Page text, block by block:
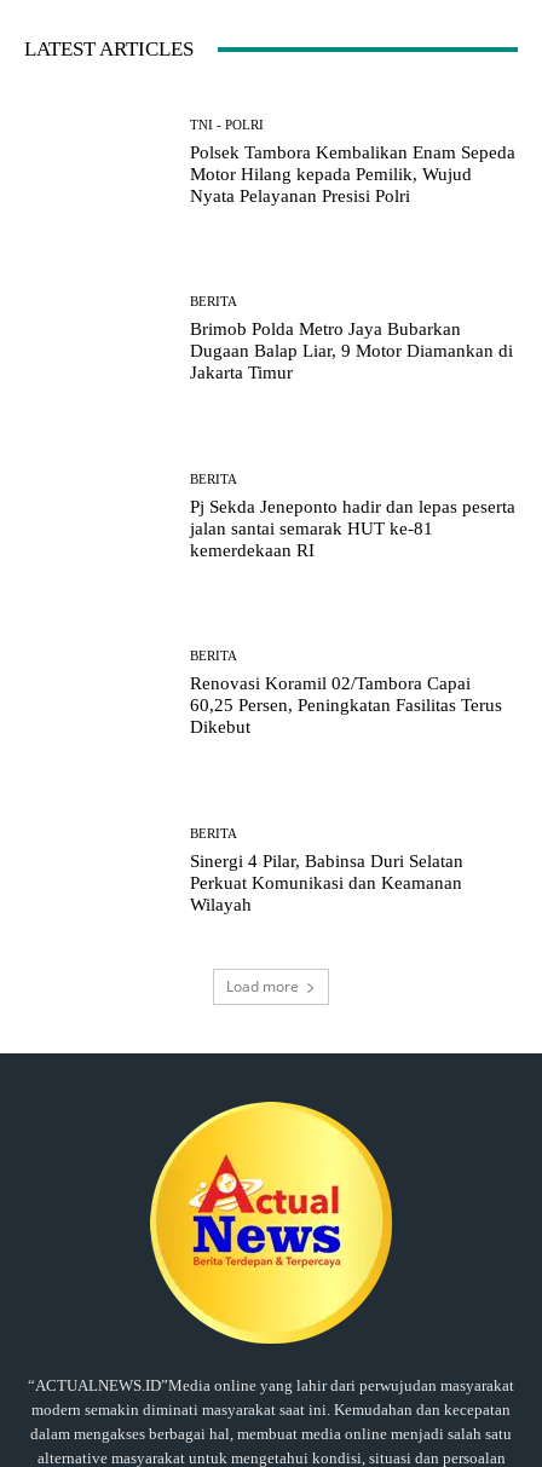
LATEST ARTICLES
TNI - POLRI
Polsek Tambora Kembalikan Enam Sepeda
Motor Hilang kepada Pemilik, Wujud
Nyata Pelayanan Presisi Polri
BERITA
Brimob Polda Metro Jaya Bubarkan
Dugaan Balap Liar, 9 Motor Diamankan di
Jakarta Timur
BERITA
Pj Sekda Jeneponto hadir dan lepas peserta
jalan santai semarak HUT ke-81
kemerdekaan RI
BERITA
Renovasi Koramil 02/Tambora Capai
60,25 Persen, Peningkatan Fasilitas Terus
Dikebut
BERITA
Sinergi 4 Pilar, Babinsa Duri Selatan
Perkuat Komunikasi dan Keamanan
Wilayah
Load more
“ACTUALNEWS.ID”Media online yang lahir dari perwujudan masyarakat
modern semakin diminati masyarakat saat ini. Kemudahan dan kecepatan
dalam mengakses berbagai hal, membuat media online menjadi salah satu
alternative masyarakat untuk mengetahui kondisi, situasi dan persoalan